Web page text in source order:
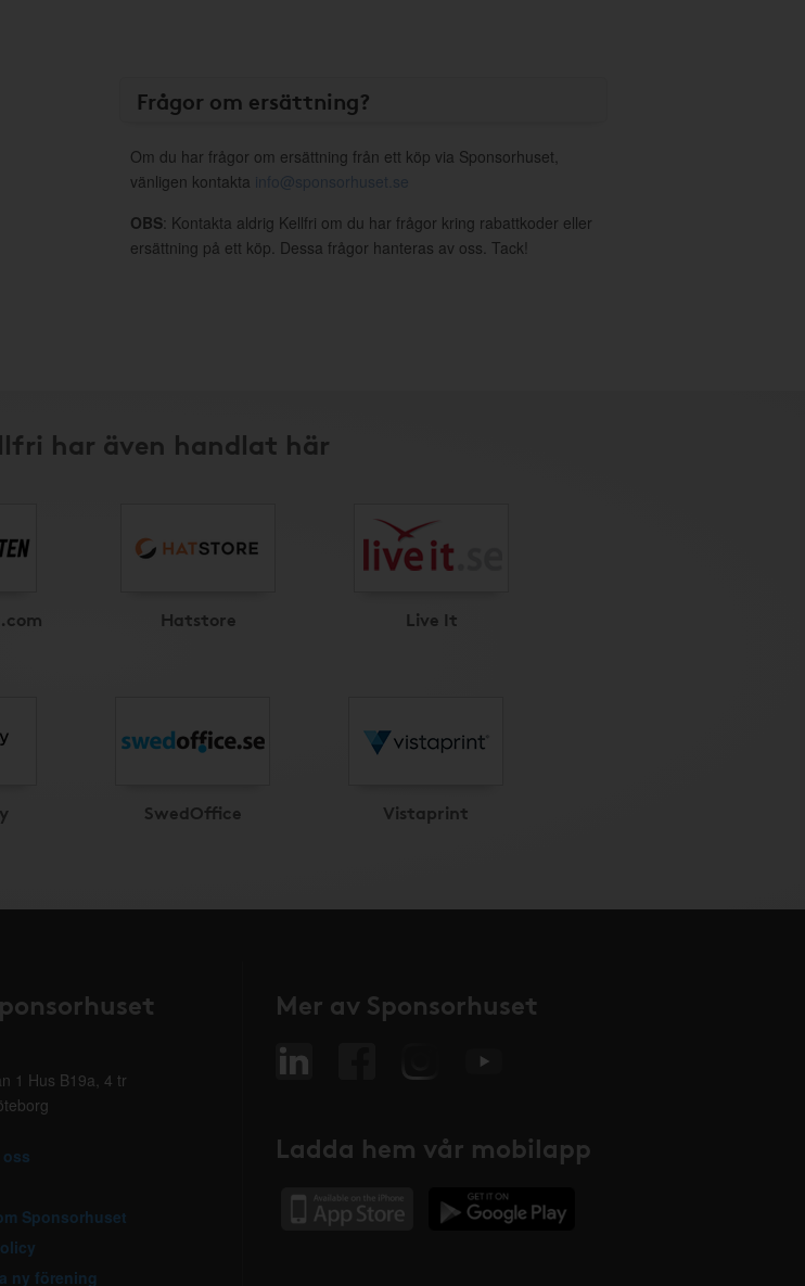
Frågor om ersättning?
Om du har frågor om ersättning från ett köp via Sponsorhuset,
vänligen kontakta info@sponsorhuset.se
OBS: Kontakta aldrig Kellfri om du har frågor kring rabattkoder eller
ersättning på ett köp. Dessa frågor hanteras av oss. Tack!
har även handlat här
Hatstore Live It
SwedOffice Vistaprint
1 Hus B19a, 4 tr
Sponsorhuset
ny förening
Mer av Sponsorhuset
Ladda hem vår mobilapp